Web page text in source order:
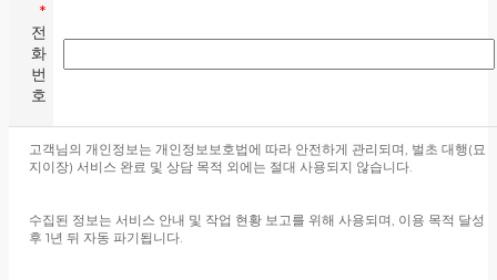
회사는 개인정보수집 및 이용목적이 달성된 후에는 해당정보를 지체 없이 파기합
니다. 파기절차 및 방법은 다음과 같습니다.
보유 및 이용기간 : 작업 완료 또는 개인정보 수집 및 이용목적 달성시까지
전자적 파일 형태로 저장된 개인정보 : 기록을 재생할 수 없는 기술적 방법을 사용하여 삭
제
회사는 고객의 개인정보 보호와 개인정보와 관련된 불만을 처리하기 위하여 아래
*
전
화
번
호
고객님의 개인정보는 개인정보보호법에 따라 안전하게 관리되며, 벌초 대행(묘
지이장) 서비스 완료 및 상담 목적 외에는 절대 사용되지 않습니다.
수집된 정보는 서비스 안내 및 작업 현황 보고를 위해 사용되며, 이용 목적 달성
후 1년 뒤 자동 파기됩니다.